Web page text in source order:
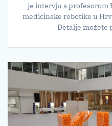
je intervju s profesorom
medicinske robotike u
Detalje možete